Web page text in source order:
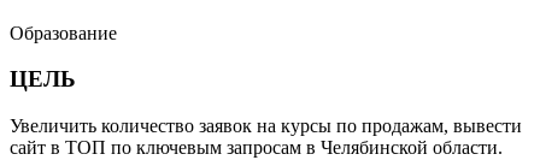
Образование
ЦЕЛЬ
Увеличить количество заявок на курсы по продажам, вывести
сайт в ТОП по ключевым запросам в Челябинской области.